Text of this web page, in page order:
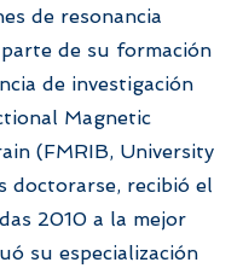
de resonancia
de su formación
de investigación
Magnetic
(FMRIB, University
doctorarse, recibió el
2010 a la mejor
su especialización